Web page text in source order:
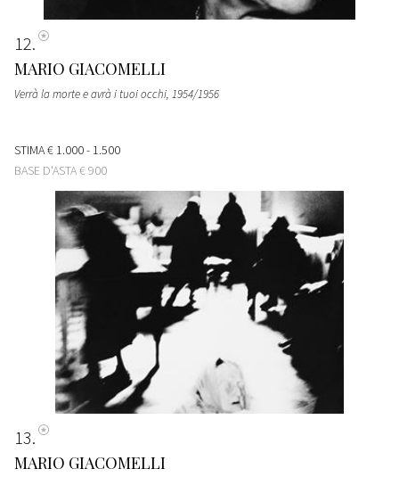
12
MARIO GIACOMELLI
Verrà la morte e avrà i tuoi occhi, 1954/1956
STIMA€ 1.000 - 1.500
BASE D'ASTA€ 900
13
MARIO GIACOMELLI